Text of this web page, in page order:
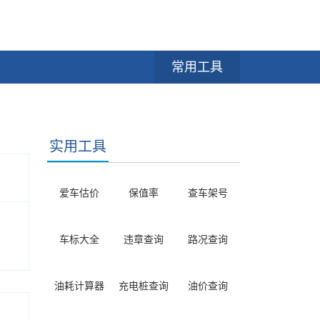
常用工具
实用工具
爱车估价 保值率 查车架号
车标大全 违章查询 路况查询
油耗计算器 充电桩查询 油价查询